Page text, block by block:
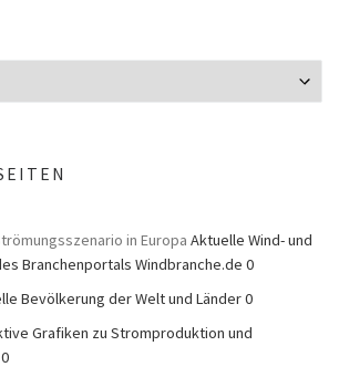
in Europa Aktuelle Wind- und
Branchenportals Windbranche.de 0
Bevölkerung der Welt und Länder 0
Grafiken zu Stromproduktion und